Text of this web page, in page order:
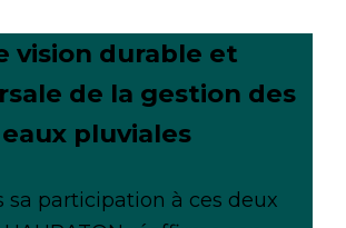
vision durable et
de la gestion des
eaux pluviales
sa participation à ces deux